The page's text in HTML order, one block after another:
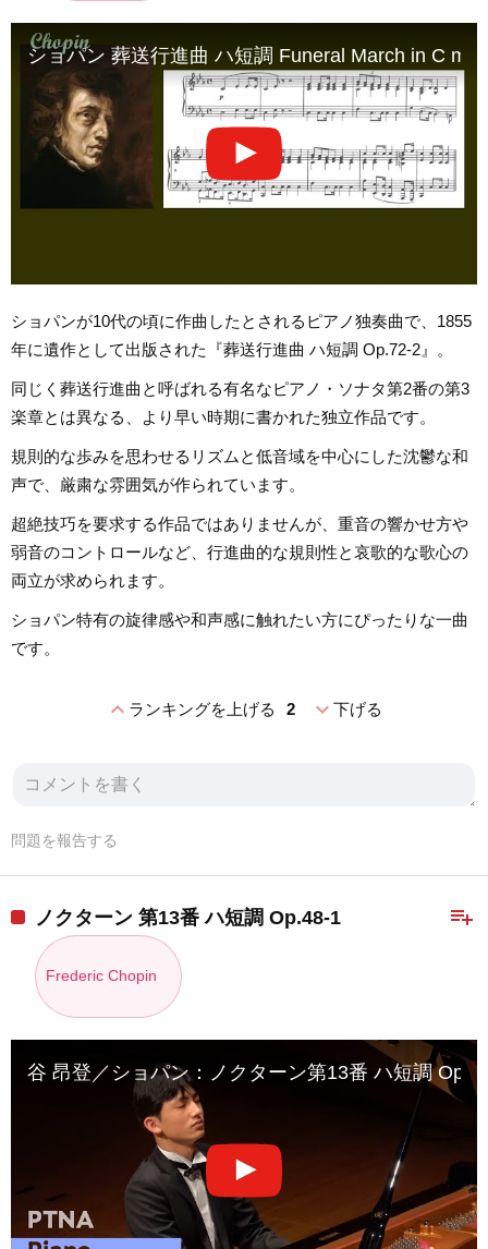
ショパン 葬送行進曲 ハ短調 Funeral March in C
ショパンが10代の頃に作曲したとされるピアノ独奏曲で、1855
年に遺作として出版された『葬送行進曲 ハ短調 Op.72-2』。
同じく葬送行進曲と呼ばれる有名なピアノ・ソナタ第2番の第3
楽章とは異なる、より早い時期に書かれた独立作品です。
規則的な歩みを思わせるリズムと低音域を中心にした沈鬱な和
声で、厳粛な雰囲気が作られています。
超絶技巧を要求する作品ではありませんが、重音の響かせ方や
弱音のコントロールなど、行進曲的な規則性と哀歌的な歌心の
両立が求められます。
ショパン特有の旋律感や和声感に触れたい方にぴったりな一曲
です。
expand_lessランキングを上げる 2 expand_more下げる
問題を報告する
playlist_add
ノクターン 第13番 ハ短調 Op.48-1
Frederic Chopin
谷 昂登／ショパン：ノクターン第13番 ハ短調